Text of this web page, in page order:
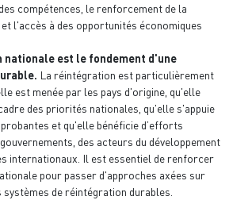
compétences, le renforcement de la
l'accès à des opportunités économiques
nationale est le fondement d'une
La réintégration est particulièrement
est menée par les pays d'origine, qu'elle
des priorités nationales, qu'elle s'appuie
et qu'elle bénéficie d’efforts
des acteurs du développement
internationaux. Il est essentiel de renforcer
pour passer d'approches axées sur
systèmes de réintégration durables.